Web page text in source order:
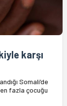
karşı
Somali’de
fazla çocuğu